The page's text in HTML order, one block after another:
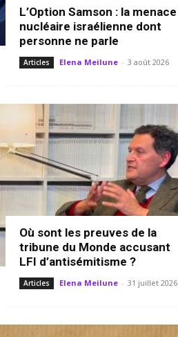
L’Option Samson : la menace
nucléaire israélienne dont
personne ne parle
Articles Elena Meilune - 3 août 2026
Où sont les preuves de la
tribune du Monde accusant
LFI d’antisémitisme ?
Articles Elena Meilune - 31 juillet 2026